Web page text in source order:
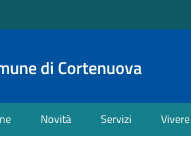
di Cortenuova
Novità Servizi